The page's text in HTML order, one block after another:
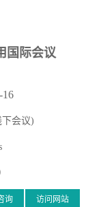
国际会议
16
会议)
访问网站
询